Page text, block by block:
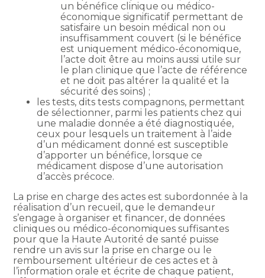
un bénéfice clinique ou médico-
économique significatif permettant de
satisfaire un besoin médical non ou
insuffisamment couvert (si le bénéfice
est uniquement médico-économique,
l’acte doit être au moins aussi utile sur
le plan clinique que l’acte de référence
et ne doit pas altérer la qualité et la
sécurité des soins) ;
les tests, dits tests compagnons, permettant
de sélectionner, parmi les patients chez qui
une maladie donnée a été diagnostiquée,
ceux pour lesquels un traitement à l’aide
d’un médicament donné est susceptible
d’apporter un bénéfice, lorsque ce
médicament dispose d’une autorisation
d’accès précoce.
La prise en charge des actes est subordonnée à la
réalisation d’un recueil, que le demandeur
s’engage à organiser et financer, de données
cliniques ou médico-économiques suffisantes
pour que la Haute Autorité de santé puisse
rendre un avis sur la prise en charge ou le
remboursement ultérieur de ces actes et à
l’information orale et écrite de chaque patient,